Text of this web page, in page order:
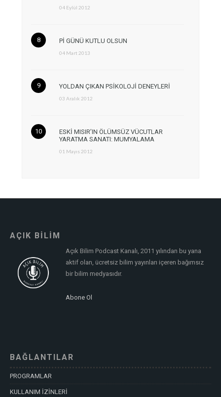
04 Eylül 2012
Pİ GÜNÜ KUTLU OLSUN
04 Mart 2013
YOLDAN ÇIKAN PSİKOLOJİ DENEYLERİ
03 Aralık 2012
ESKİ MISIR’IN ÖLÜMSÜZ VÜCUTLAR
YARATMA SANATI: MUMYALAMA
01 Mayıs 2012
AÇIK BİLİM
Açık Bilim Podcast Kanalı, 2011 yılından bu yana
aktif olan, ücretsiz bilim yayınları içeren bağımsız
bir bilim medyasıdır.
Abone Ol
BAĞLANTILAR
PROGRAMLAR
KULLANIM İZİNLERİ